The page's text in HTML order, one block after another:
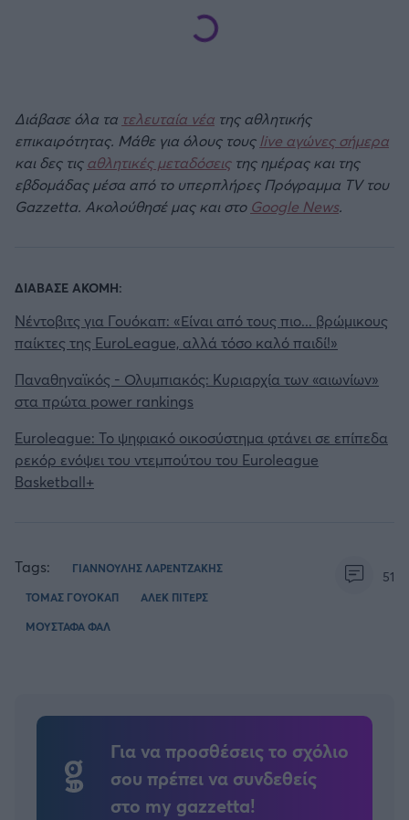
Διάβασε όλα τα τελευταία νέα της αθλητικής
επικαιρότητας. Μάθε για όλους τουςlive αγώνες σήμερα
και δες τιςαθλητικές μεταδόσειςτης ημέρας και της
εβδομάδας μέσα από το υπερπλήρες Πρόγραμμα TV του
Gazzetta. Ακολούθησέ μας και στο Google News.
ΔΙΑΒΑΣΕ ΑΚΟΜΗ:
Νέντοβιτς για Γουόκαπ: «Είναι από τους πιο... βρώμικους
παίκτες της EuroLeague, αλλά τόσο καλό παιδί!»
Παναθηναϊκός - Ολυμπιακός: Κυριαρχία των «αιωνίων»
στα πρώτα power rankings
Euroleague: Το ψηφιακό οικοσύστημα φτάνει σε επίπεδα
ρεκόρ ενόψει του ντεμπούτου του Euroleague
Basketball+
Tags:
ΓΙΑΝΝΟΥΛΗΣ ΛΑΡΕΝΤΖΑΚΗΣ
ΤΟΜΑΣ ΓΟΥΟΚΑΠ
ΑΛΕΚ ΠΙΤΕΡΣ
ΜΟΥΣΤΑΦΑ ΦΑΛ
51
Για να προσθέσεις το σχόλιο
σου πρέπει να συνδεθείς
στο my gazzetta!